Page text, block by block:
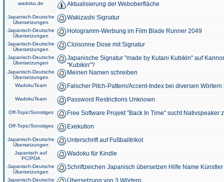
wadoku.de Aktualisierung der Weboberfläche
Japanisch-Deutsche
Übersetzungen
Wakizashi Signatur
Japanisch-Deutsche
Übersetzungen
Hologramm-Werbung im Film Blade Runner 2049
Japanisch-Deutsche
Übersetzungen
Cloisonne Dose mit Signatur
Japanisch-Deutsche
Übersetzungen
Japanische Signatur "made by Kutani Kubikin" auf
"Kubikin"?
Japanisch-Deutsche
Übersetzungen
Meinen Namen schreiben
WadokuTeam Falscher Pitch-Pattern/Accent-Index bei diversen
WadokuTeam Password Restrictions Unknown
Off-Topic/Sonstiges Free Software Projekt "Back In Time" sucht Nativspeaker
Off-Topic/Sonstiges Exekution
Japanisch-Deutsche
Übersetzungen
Unterschrift auf Fußballtrikot
Japanisch auf
PC/PDA
Wadoku für Kindle
Japanisch-Deutsche
Übersetzungen
Schriftzeichen Japanisch übersetzen Hilfe Name
Japanisch-Deutsche
Übersetzung von 3 Wörtern